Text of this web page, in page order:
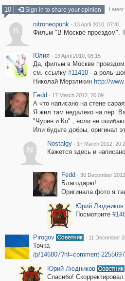
10
Sign in to share your opinion Latest
n
nitroneopunk · 13 April 2010, 07:41
Фильм "В Москве проездом".
Юлия · 13 April 2010, 08:15
Да, фильм в Москве проездом
см. ссылку #11410- а роль
Николай Мерзликин http://
Fedd · 17 March 2012, 20:09
А что написано на стене
Я жил там недалеко на пер.
"Чурин и Ко" , если не
Или будьте добры, оригинал
N
Nostalgy · 17 March 2012,
Кажется здесь и
Fedd · 30 December
Благодарю!
Оригинала фото я
Юрий Людников
Посмотрите
Pirogov · 11 December
Точка
/p/146807?hl=comment-2255697
Юрий Людников
Спасибо! Скорректировал.